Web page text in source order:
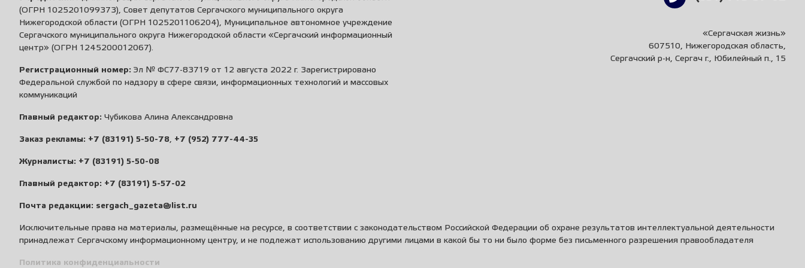
(ОГРН 1025201099373), Совет депутатов Сергачского муниципального округа
Нижегородской области (ОГРН 1025201106204), Муниципальное автономное учреждение
Сергачского муниципального округа Нижегородской области «Сергачский информационный
центр» (ОГРН 1245200012067).
Регистрационный номер: Эл № ФС77-83719 от 12 августа 2022 г. Зарегистрировано
Федеральной службой по надзору в сфере связи, информационных технологий и массовых
коммуникаций
Главный редактор: Чубикова Алина Александровна
Заказ рекламы: +7 (83191) 5-50-78, +7 (952) 777-44-35
Журналисты: +7 (83191) 5-50-08
Главный редактор: +7 (83191) 5-57-02
Почта редакции: sergach_gazeta@list.ru
«Сергачская жизнь»
607510, Нижегородская область,
Сергачский р-н, Сергач г., Юбилейный п., 15
Исключительные права на материалы, размещённые на ресурсе, в соответствии с законодательством Российской Федерации об охране результатов интеллектуальной деятельности
принадлежат Сергачскому информационному центру, и не подлежат использованию другими лицами в какой бы то ни было форме без письменного разрешения правообладателя
Политика конфиденциальности